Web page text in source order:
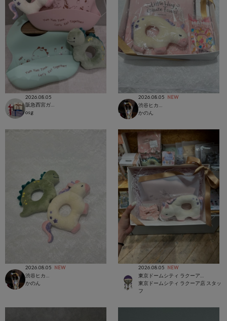
2026.08.05
osg
2026.08.05 NEW
かのん
2026.08.05 NEW
かのん
2026.08.05 NEW
東京ドームシティ ラクーア店 スタッ
フ